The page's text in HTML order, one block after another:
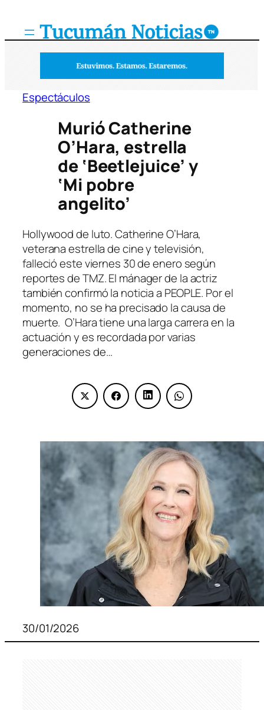
Espectáculos
Murió Catherine
O’Hara, estrella
de ‘Beetlejuice’ y
‘Mi pobre
angelito’
Hollywood de luto. Catherine O’Hara,
veterana estrella de cine y televisión,
falleció este viernes 30 de enero según
reportes de TMZ. El mánager de la actriz
también confirmó la noticia a PEOPLE. Por el
momento, no se ha precisado la causa de
muerte. O’Hara tiene una larga carrera en la
actuación y es recordada por varias
generaciones de…
30/01/2026